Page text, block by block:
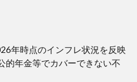
年時点のインフレ状況を反映
的年金等でカバーできない不